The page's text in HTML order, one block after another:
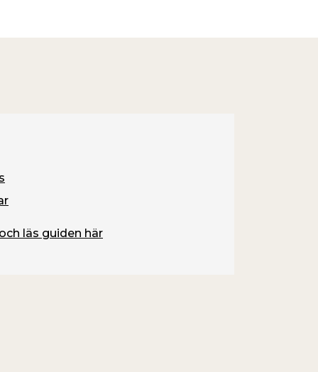
läs guiden här